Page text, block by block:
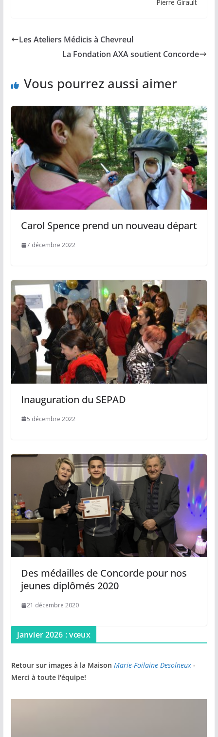
Pierre Girault
Les Ateliers Médicis à Chevreul
La Fondation AXA soutient Concorde
Vous pourrez aussi aimer
Carol Spence prend un nouveau départ
7 décembre 2022
Inauguration du SEPAD
5 décembre 2022
Des médailles de Concorde pour nos
jeunes diplômés 2020
21 décembre 2020
Janvier 2026 : vœux
Retour sur images à la Maison Marie-Foilaine Desolneux-
Merci à toute l'équipe!